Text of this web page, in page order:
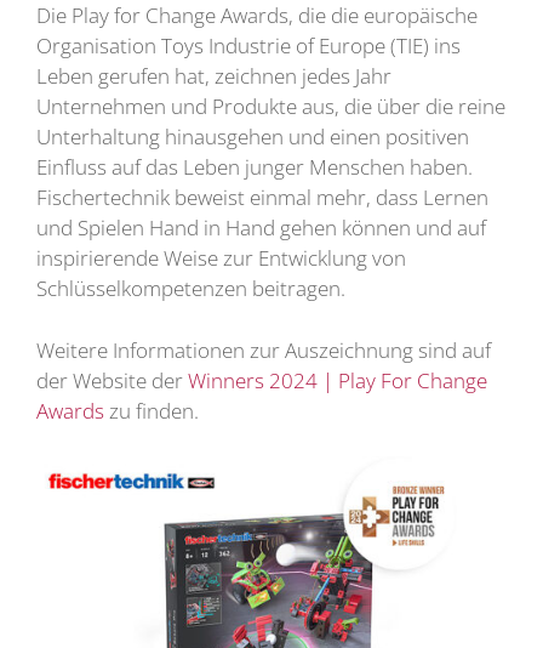
Die Play for Change Awards, die die europäische
Organisation Toys Industrie of Europe (TIE) ins
Leben gerufen hat, zeichnen jedes Jahr
Unternehmen und Produkte aus, die über die reine
Unterhaltung hinausgehen und einen positiven
Einfluss auf das Leben junger Menschen haben.
Fischertechnik beweist einmal mehr, dass Lernen
und Spielen Hand in Hand gehen können und auf
inspirierende Weise zur Entwicklung von
Schlüsselkompetenzen beitragen.
Weitere Informationen zur Auszeichnung sind auf
der Website derWinners 2024 | Play For Change
Awardszu finden.